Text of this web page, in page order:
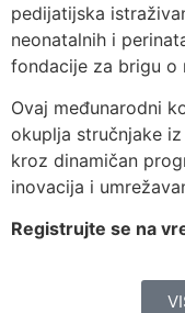
pedijatijska
neonatalnih i
fondacije za brigu o
Ovaj međunarodni
okuplja stručnjake
kroz dinamičan
inovacija i
Registrujte se na